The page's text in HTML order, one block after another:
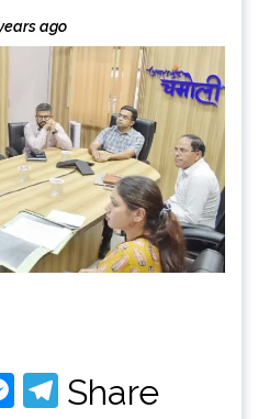
ago
Messenger
Telegram
Share